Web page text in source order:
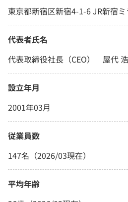
東京都新宿区新宿4-1-6 JR新宿
代表者氏名
代表取締役社長（CEO） 屋代
設立年月
2001年03月
従業員数
147名（2026/03現在）
平均年齢